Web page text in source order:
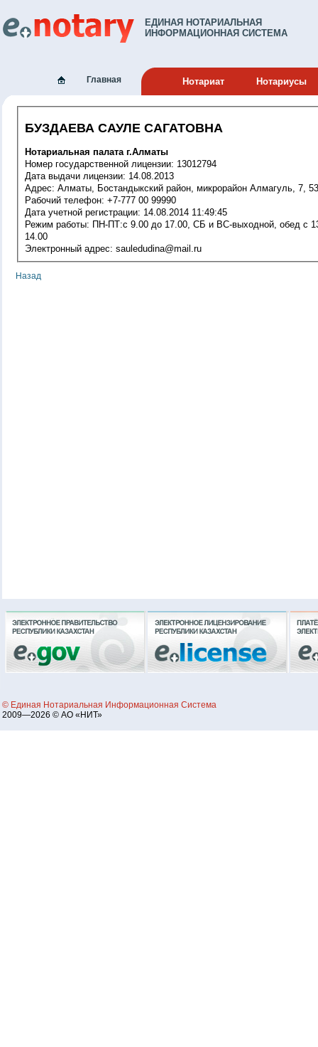
ЕДИНАЯ НОТАРИАЛЬНАЯ
ИНФОРМАЦИОННАЯ СИСТЕМА
Главная Нотариат Нотариусы
БУЗДАЕВА САУЛЕ САГАТОВНА
Нотариальная палата г.Алматы
Номер государственной лицензии: 13012794
Дата выдачи лицензии: 14.08.2013
Адрес: Алматы, Бостандыкский район, микрорайон Алмагуль, 7, 53
Рабочий телефон: +7-777 00 99990
Дата учетной регистрации: 14.08.2014 11:49:45
Режим работы: ПН-ПТ:c 9.00 до 17.00, СБ и ВС-выходной, обед с 13-
14.00
Электронный адрес: sauledudina@mail.ru
Назад
© Единая Нотариальная Информационная Система
2009—2026 © АО «НИТ»